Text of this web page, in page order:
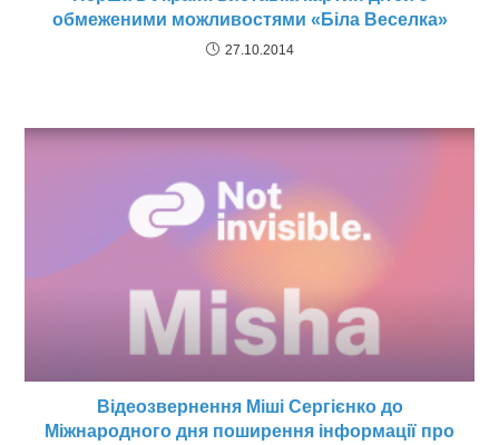
обмеженими можливостями «Біла Веселка»
27.10.2014
Відеозвернення Міші Сергієнко до
Міжнародного дня поширення інформації про